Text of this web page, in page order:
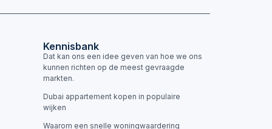
Kennisbank
Dat kan ons een idee geven van hoe we ons
kunnen richten op de meest gevraagde
markten.
Dubai appartement kopen in populaire
wijken
Waarom een snelle woningwaardering